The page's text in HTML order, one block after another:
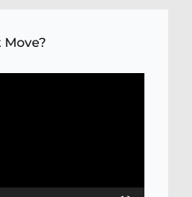
Move?